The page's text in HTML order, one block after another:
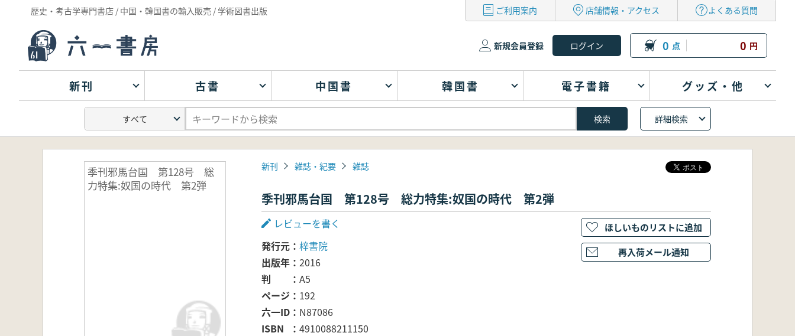
歴史・考古学専門書店 / 中国・韓国書の輸入販売 / 学術図書出版 ご利用案内 店舗情報・アクセス よくある質問
新規会員登録 0 点 0 円
新刊 古書 中国書 韓国書 電子書籍 グッズ・他
詳細検索
季刊邪馬台国 第128号 総
力特集:奴国の時代 第2弾
新刊 雑誌・紀要 雑誌
季刊邪馬台国 第128号 総力特集:奴国の時代 第2弾
レビューを書く
発行元
梓書院
出版年
2016
判
A5
ページ
192
六一ID
N87086
ISBN
4910088211150
ほしいものリストに追加
再入荷メール通知